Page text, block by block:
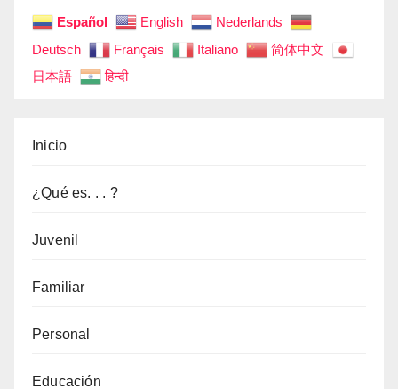
Español English
Nederlands
Deutsch
Français Italiano
简体中文
日本語
हिन्दी
Inicio
¿Qué es. . . ?
Juvenil
Familiar
Personal
Educación